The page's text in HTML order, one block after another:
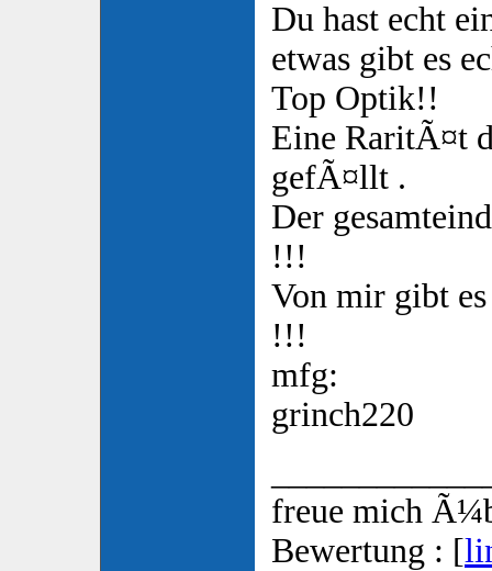
Du hast echt
etwas gibt es
Top Optik!!
Eine RaritÃ¤t
gefÃ¤llt .
Der
!!!
Von mir gibt
!!!
mfg:
grinch220
freue mich
Bewertung : [